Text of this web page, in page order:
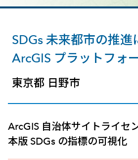
SDGs 未来都市の推進
ArcGIS プラットフォ
東京都 日野市
ArcGIS 自治体サイトライセ
本版 SDGs の指標の可視化